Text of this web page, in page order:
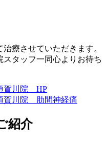
療させていただきます。
タッフ一同心よりお待ち
賀川院 HP
賀川院 肋間神経痛
紹介